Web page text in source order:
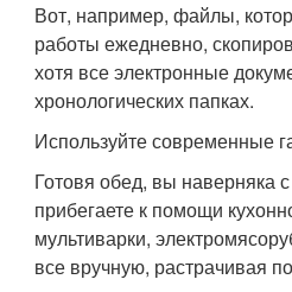
Вот, например, файлы,
работы ежедневно,
хотя все электронные
хронологических папках.
Используйте современные
Готовя обед, вы наверняка
прибегаете к помощи
мультиварки,
все вручную, растрачивая